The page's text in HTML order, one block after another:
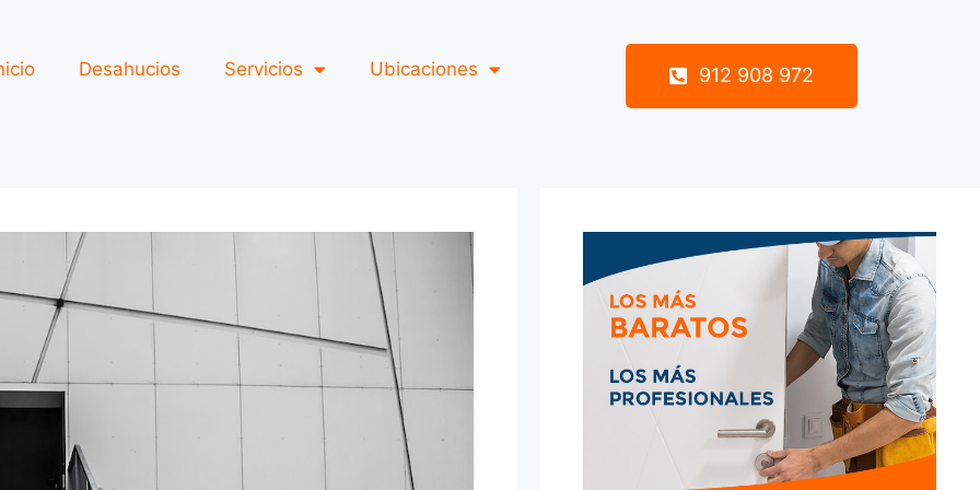
Desahucios Servicios Ubicaciones 912 908 972